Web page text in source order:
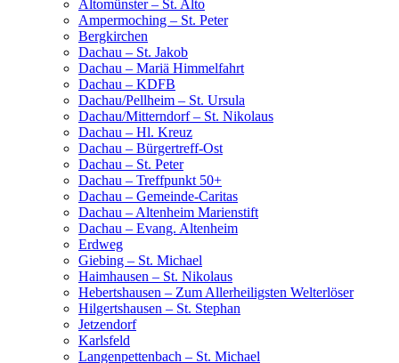
Altomünster – St. Alto
Ampermoching – St. Peter
Bergkirchen
Dachau – St. Jakob
Dachau – Mariä Himmelfahrt
Dachau – KDFB
Dachau/Pellheim – St. Ursula
Dachau/Mitterndorf – St. Nikolaus
Dachau – Hl. Kreuz
Dachau – Bürgertreff-Ost
Dachau – St. Peter
Dachau – Treffpunkt 50+
Dachau – Gemeinde-Caritas
Dachau – Altenheim Marienstift
Dachau – Evang. Altenheim
Erdweg
Giebing – St. Michael
Haimhausen – St. Nikolaus
Hebertshausen – Zum Allerheiligsten Welterlöser
Hilgertshausen – St. Stephan
Jetzendorf
Karlsfeld
Langenpettenbach – St. Michael